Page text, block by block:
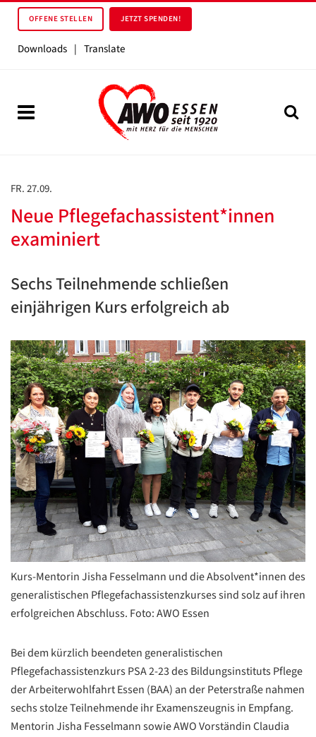
OFFENE STELLEN JETZT SPENDEN!
Downloads | Translate
FR. 27.09.
Neue Pflegefachassistent*innen
examiniert
Sechs Teilnehmende schließen
einjährigen Kurs erfolgreich ab
Kurs-Mentorin Jisha Fesselmann und die Absolvent*innen des
generalistischen Pflegefachassistenzkurses sind solz auf ihren
erfolgreichen Abschluss. Foto: AWO Essen
Bei dem kürzlich beendeten generalistischen
Pflegefachassistenzkurs PSA 2-23 des Bildungsinstituts Pflege
der Arbeiterwohlfahrt Essen (BAA) an der Peterstraße nahmen
sechs stolze Teilnehmende ihr Examenszeugnis in Empfang.
Mentorin Jisha Fesselmann sowie AWO Vorständin Claudia